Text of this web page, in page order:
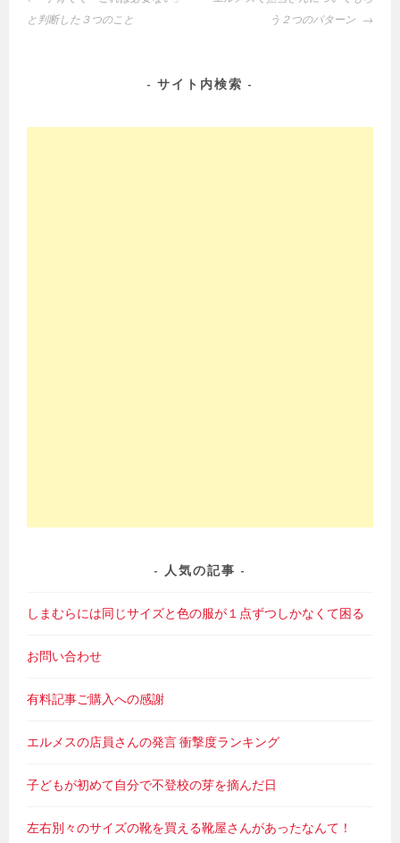
稿
シ
と判断した３つのこと
う２つのパターン
サイト内検索
人気の記事
しまむらには同じサイズと色の服が１点ずつしかなくて困る
お問い合わせ
有料記事ご購入への感謝
エルメスの店員さんの発言 衝撃度ランキング
子どもが初めて自分で不登校の芽を摘んだ日
左右別々のサイズの靴を買える靴屋さんがあったなんて！